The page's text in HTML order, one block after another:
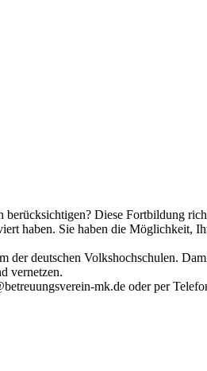
Diese Fortbildung
haben. Sie haben die Möglichkeit,
der deutschen Volkshochschulen.
vernetzen.
mk.de oder per